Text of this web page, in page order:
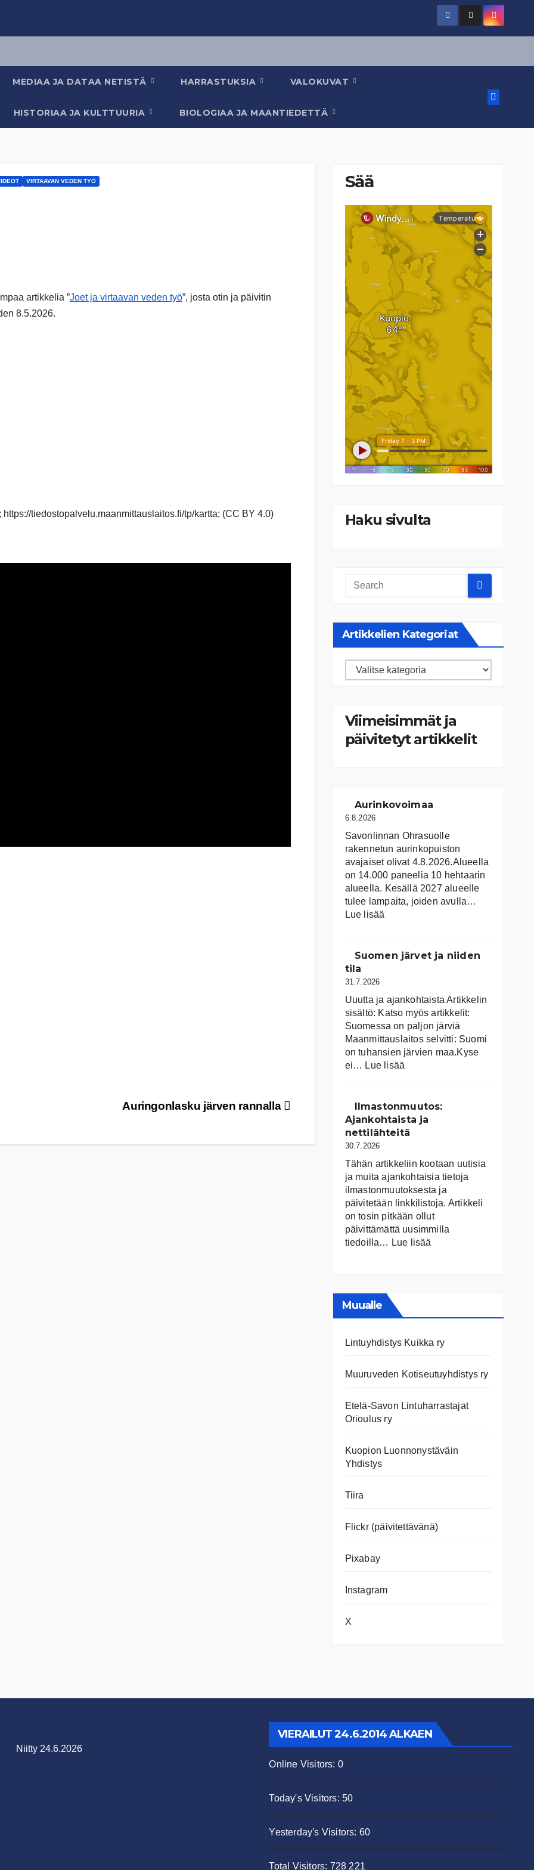
MEDIAA JA DATAA NETISTÄ HARRASTUKSIA VALOKUVAT
HISTORIAA JA KULTTUURIA BIOLOGIAA JA MAANTIEDETTÄ
VIRTAAVAN VEDEN TYÖ
artikkelia ”Joet ja virtaavan veden työ”, josta otin ja päivitin
8.5.2026.
tiedostopalvelu.maanmittauslaitos.fi/tp/kartta; (CC BY 4.0)
Auringonlasku järven rannalla
Sää
Haku sivulta
Artikkelien Kategoriat
Artikkelien
Viimeisimmät ja
päivitetyt artikkelit
Aurinkovoimaa
6.8.2026
Savonlinnan Ohrasuolle
rakennetun aurinkopuiston
avajaiset olivat 4.8.2026.Alueella
on 14.000 paneelia 10 hehtaarin
alueella. Kesällä 2027 alueelle
tulee lampaita, joiden avulla…
Lue lisää
Suomen järvet ja niiden
tila
31.7.2026
Uuutta ja ajankohtaista Artikkelin
sisältö: Katso myös artikkelit:
Suomessa on pal­jon jär­viä
Maanmittauslaitos selvitti: Suomi
on tuhansien järvien maa.Kyse
ei… Lue lisää
ja
niiden
tila
Ilmastonmuutos:
Ajankohtaista ja
nettilähteitä
30.7.2026
Tähän artikkeliin kootaan uutisia
ja muita ajankohtaisia tietoja
ilmastonmuutoksesta ja
päivitetään linkkilistoja. Artikkeli
on tosin pitkään ollut
päivittämättä uusimmilla
tiedoilla… Lue lisää
Muualle
Lintuyhdistys Kuikka ry
Muuruveden Kotiseutuyhdistys ry
Etelä-Savon Lintuharrastajat
Orioulus ry
Kuopion Luonnonystäväin
Yhdistys
Tiira
Flickr (päivitettävänä)
Pixabay
Instagram
X
Niitty 24.6.2026
VIERAILUT 24.6.2014 ALKAEN
Online Visitors: 0
Today's Visitors: 50
Yesterday's Visitors: 60
Total Visitors: 728 221